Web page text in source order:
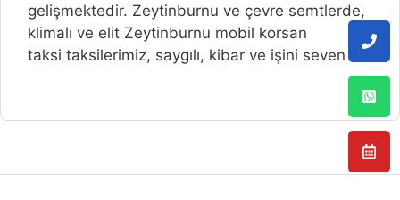
gelişmektedir. Zeytinburnu ve çevre semtlerde,
klimalı ve elit Zeytinburnu mobil korsan
taksi taksilerimiz, saygılı, kibar ve işini seven